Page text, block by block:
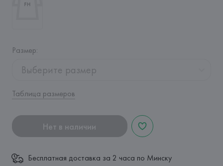
Размер:
Выберите размер
Таблица размеров
Нет в наличии
Бесплатная доставка за 2 часа по Минску